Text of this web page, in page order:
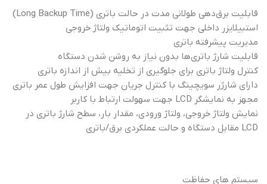
قابلیت برق‌دهی طولانی مدت در حالت باتری (Long Backup Time)
استبیلایزر داخلی جهت تثبیت اتوماتیک ولتاژ خروجی
مدیریت پیشرفته باتری
قابلیت شارژ باتری‌ها بدون نیاز به روشن شدن دستگاه
کنترل ولتاژ باتری برای جلوگیری از تخلیه بیش از اندازه باتری
دارای شارژر سویچینگ با کنترل جریان جهت افزایش طول عمر باتری
مجهز به نمایشگر LCD جهت سهولت ارتباط با کاربر
نمایش ولتاژ خروجی، ولتاژ ورودی، مقدار بار، سطح شارژ باتری در
LCD مقابل دستگاه و حالت عملکردی برق/باتری
سیستم های حفاظت